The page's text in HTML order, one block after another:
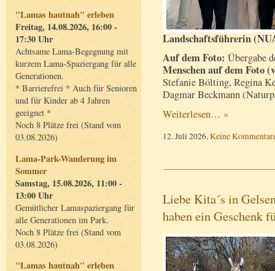
"Lamas hautnah" erleben
Freitag, 14.08.2026, 16:00 -
17:30 Uhr
Achtsame Lama-Begegnung mit
kurzem Lama-Spaziergang für alle
Generationen.
* Barrierefrei * Auch für Senioren
und für Kinder ab 4 Jahren
geeignet *
Noch 8 Plätze frei (Stand vom
03.08.2026)
Lama-Park-Wanderung im
Sommer
Samstag, 15.08.2026, 11:00 -
13:00 Uhr
Gemütlicher Lamaspaziergang für
alle Generationen im Park.
Noch 8 Plätze frei (Stand vom
03.08.2026)
"Lamas hautnah" erleben
Landschaftsführerin
Auf dem Foto: Übergabe
Menschen auf dem Foto
Stefanie Bölting, Regina
Dagmar Beckmann
Weiterlesen… »
12. Juli 2026,Keine
Liebe Kita´s in
haben ein Geschenk